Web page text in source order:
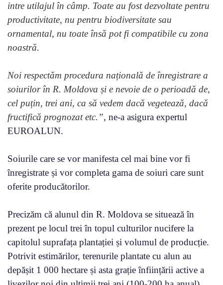
intre utilajul în câmp. Toate au fost dezvoltate pentru
productivitate, nu pentru biodiversitate sau
ornamental, nu toate însă pot fi compatibile cu zona
noastră.
Noi respectăm procedura națională de înregistrare a
soiurilor în R. Moldova și e nevoie de o perioadă de,
cel puțin, trei ani, ca să vedem dacă vegetează, dacă
fructifică prognozat etc.”, ne-a asigura expertul
EUROALUN.
Soiurile care se vor manifesta cel mai bine vor fi
înregistrate și vor completa gama de soiuri care sunt
oferite producătorilor.
Precizăm că alunul din R. Moldova se situează în
prezent pe locul trei în topul culturilor nucifere la
capitolul suprafața plantației și volumul de producție.
Potrivit estimărilor, terenurile plantate cu alun au
depășit 1 000 hectare și asta grație înființării active a